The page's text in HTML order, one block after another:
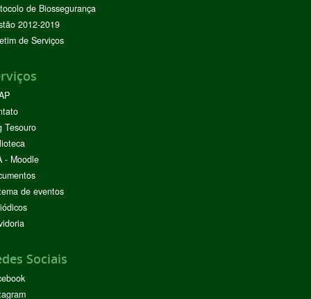
de Biossegurança
2012-2019
de Serviços
Tesouro
- Moodle
de eventos
Sociais